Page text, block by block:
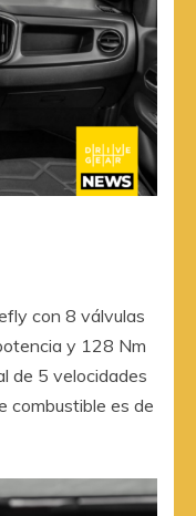
con 8 válvulas
y 128 Nm
de 5 velocidades
combustible es de